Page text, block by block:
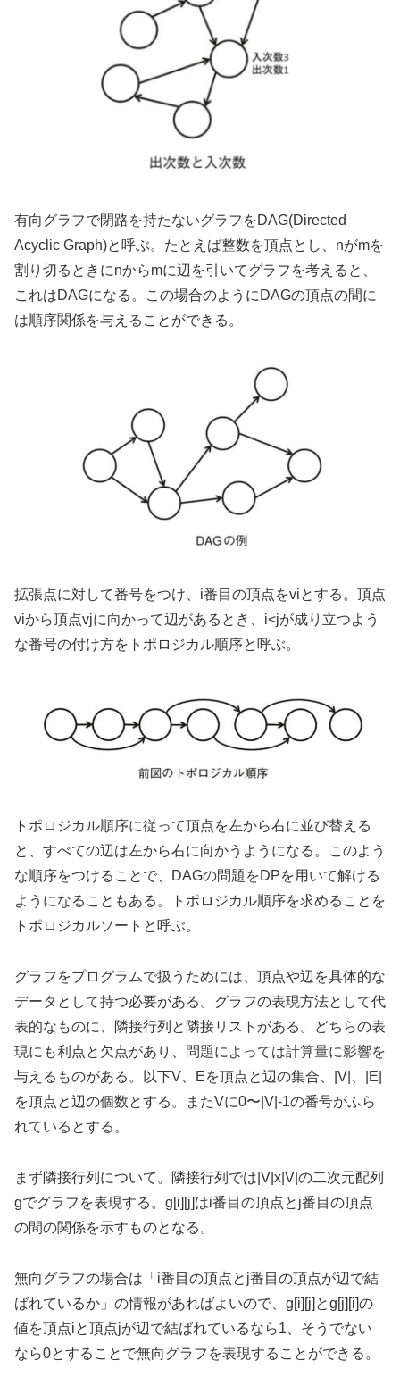
有向グラフで閉路を持たないグラフをDAG(Directed
Acyclic Graph)と呼ぶ。たとえば整数を頂点とし、nがmを
割り切るときにnからmに辺を引いてグラフを考えると、
これはDAGになる。この場合のようにDAGの頂点の間に
は順序関係を与えることができる。
拡張点に対して番号をつけ、i番目の頂点をviとする。頂点
viから頂点vjに向かって辺があるとき、i<jが成り立つよう
な番号の付け方をトポロジカル順序と呼ぶ。
トポロジカル順序に従って頂点を左から右に並び替える
と、すべての辺は左から右に向かうようになる。このよう
な順序をつけることで、DAGの問題をDPを用いて解ける
ようになることもある。トポロジカル順序を求めることを
トポロジカルソートと呼ぶ。
グラフをプログラムで扱うためには、頂点や辺を具体的な
データとして持つ必要がある。グラフの表現方法として代
表的なものに、隣接行列と隣接リストがある。どちらの表
現にも利点と欠点があり、問題によっては計算量に影響を
与えるものがある。以下V、Eを頂点と辺の集合、|V|、|E|
を頂点と辺の個数とする。またVに0〜|V|-1の番号がふら
れているとする。
まず隣接行列について。隣接行列では|V|x|V|の二次元配列
gでグラフを表現する。g[i][j]はi番目の頂点とj番目の頂点
の間の関係を示すものとなる。
無向グラフの場合は「i番目の頂点とj番目の頂点が辺で結
ばれているか」の情報があればよいので、g[i][j]とg[j][i]の
値を頂点iと頂点jが辺で結ばれているなら1、そうでない
なら0とすることで無向グラフを表現することができる。